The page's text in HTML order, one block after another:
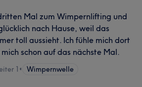
Mal zum Wimpernlifting und
nach Hause, weil das
toll aussieht. Ich fühle mich dort
schon auf das nächste Mal.
1 • Wimpernwelle